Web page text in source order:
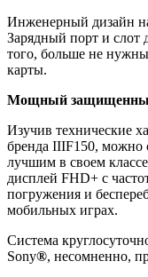
Инженерный дизайн
Зарядный порт и слот
того, больше не
карты.
Мощный
Изучив технические
бренда IIIF150, можно
лучшим в своем
дисплей FHD+ с
погружения и
мобильных играх.
Система
Sony®, несомненно,